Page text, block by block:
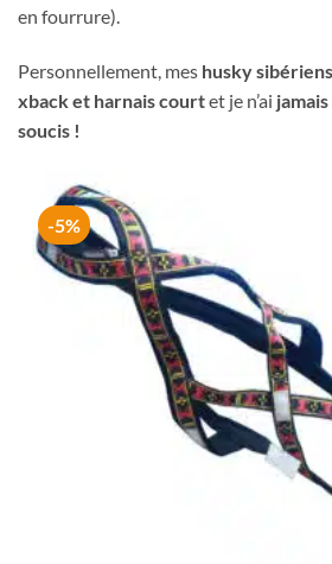
en fourrure).
Personnellement, mes husky sibériens
xback et harnais courtet je n’ai
soucis !
-5%